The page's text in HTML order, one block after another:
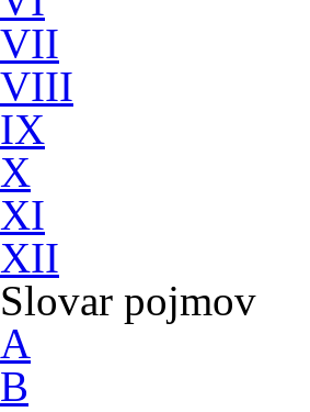
VII
VIII
IX
X
XI
XII
Slovar pojmov
A
B